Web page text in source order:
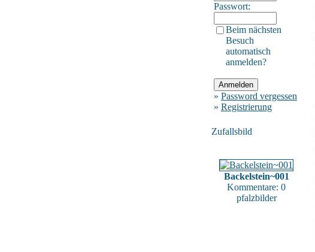
Passwort:
Beim nächsten
Besuch
automatisch
anmelden?
» Password vergessen
» Registrierung
Zufallsbild
Backelstein~001
Kommentare: 0
pfalzbilder